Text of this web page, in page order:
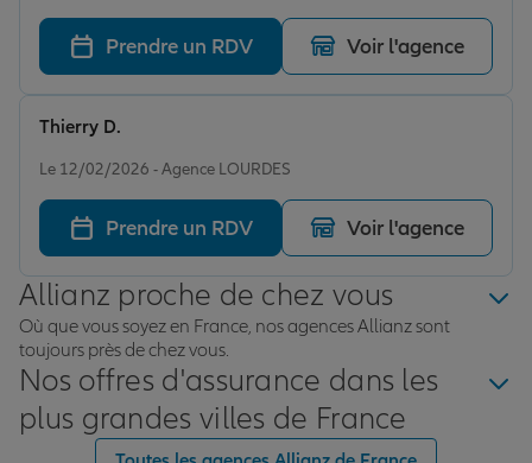
Prendre un RDV Voir l'agence
Le 12/02/2026 - Agence LOURDES
Thierry D.
Prendre un RDV Voir l'agence
Allianz proche de chez vous
Où que vous soyez en France, nos agences Allianz sont
toujours près de chez vous.
Nos offres d'assurance dans les
plus grandes villes de France